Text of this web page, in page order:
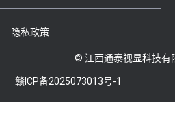
隐私政策
© 江西通泰视显科技有
赣ICP备2025073013号-1